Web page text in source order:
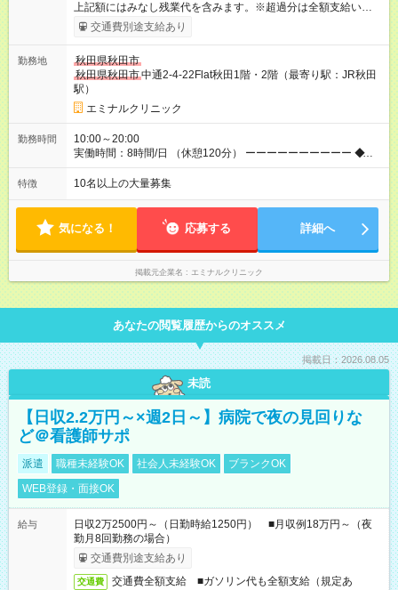
上記額にはみなし残業代を含みます。※超過分は全額支給いたし
ます。 みなし残業代 34,100円／月 みなし残業時間 23時間／月
◆インセンティブを支給◆ 頑張りに応じて、インセンティブ（業
【年収800万円】を記録している先輩社員も在籍しています。
【試用期間】試用期間あり 試用期間の長さ：6ヶ月 ※ 雇用形態
と給与に、本採用時と異なる部分があります。 雇用形態：中途
採用（契約社員） 給与：月給 240,000円以上 上記額にはみなし
残業代を含みます。※超過分は全額支給いたします。 みなし残
業代 32,600円／月 みなし残業時間 23時間／月
交通費別途支給あり
勤務地
秋田県秋田市
秋田県秋田市中通2-4-22Flat秋田1階・2階（最寄り駅：JR秋田
駅）
エミナルクリニック
勤務時間
10:00～20:00
実働時間：8時間/日 （休憩120分） ーーーーーーーーーー ◆残
業少なめ＆通勤も楽々◆ ーーーーーーーーーー 始業時間は10時
とゆっくりなので、通勤ラッシュの中出社する大変さはありま
生活との両立が叶います。
特徴 10名以上の大量募集
気になる！ 応募する 詳細へ
掲載元企業名 エミナルクリニック
あなたの閲覧履歴からのオススメ
掲載日：2026.08.05
未読
【日収2.2万円～×週2日～】病院で夜の見回りな
ど＠看護師サポ
派遣 職種未経験OK 社会人未経験OK
ブランクOK
WEB登録・面接OK
給与
日収2万2500円～（日勤時給1250円） ■月収例18万円～（夜
勤月8回勤務の場合）
交通費別途支給あり
交通費
交通費全額支給 ■ガソリン代も全額支給（規定あ